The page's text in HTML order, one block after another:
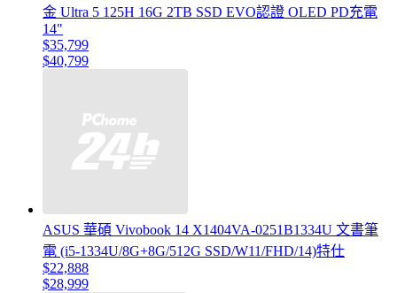
金 Ultra 5 125H 16G 2TB SSD EVO認證 OLED PD充電
14"
$35,799
$40,799
ASUS 華碩 Vivobook 14 X1404VA-0251B1334U 文書筆
電 (i5-1334U/8G+8G/512G SSD/W11/FHD/14)特仕
$22,888
$28,999